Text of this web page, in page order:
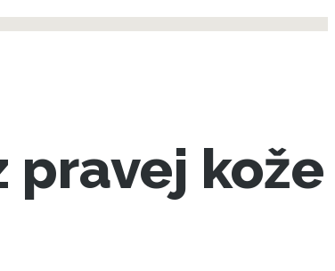
pravej kože